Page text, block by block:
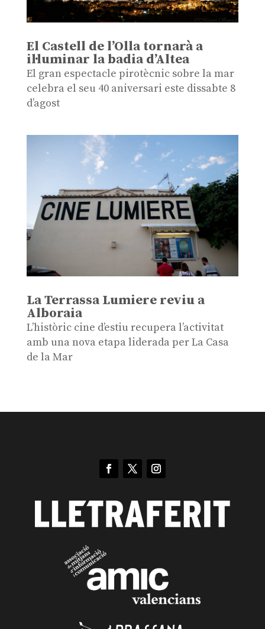
El Castell de l’Olla tornarà a
il·luminar la badia d’Altea
El gran espectacle pirotècnic sobre la mar
celebra el seu 40 aniversari este dissabte 8
d’agost
La Terrassa Lumiere reviu a
Alboraia
L’històric cine d’estiu recupera l’activitat
amb una nova etapa liderada per La Casa
de la Mar